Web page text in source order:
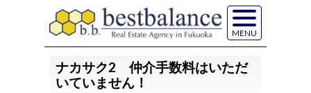
MENU
ナカサク2 仲介手数料はいただ
いていません！